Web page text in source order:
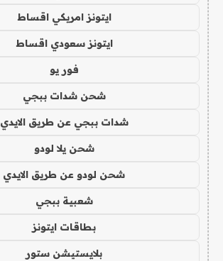
ايتونز امريكي اقساط
ايتونز سعودي اقساط
فور يو
شحن شدات ببجي
شدات ببجي عن طريق الايدي
شحن يلا لودو
شحن لودو عن طريق الايدي
شعبية ببجي
بطاقات ايتونز
بلايستيشن ستور